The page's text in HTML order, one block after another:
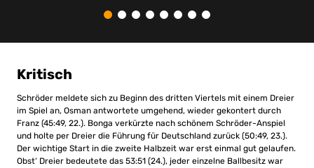
Kritisch
Schröder meldete sich zu Beginn des dritten Viertels mit einem Dreier
im Spiel an, Osman antwortete umgehend, wieder gekontert durch
Franz (45:49, 22.). Bonga verkürzte nach schönem Schröder-Anspiel
und holte per Dreier die Führung für Deutschland zurück (50:49, 23.).
Der wichtige Start in die zweite Halbzeit war erst einmal gut gelaufen.
Obst‘ Dreier bedeutete das 53:51 (24.), jeder einzelne Ballbesitz war